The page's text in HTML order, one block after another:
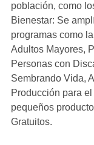
población, como
Bienestar: Se
programas como
Adultos Mayores,
Personas con
Sembrando Vida,
Producción para
pequeños
Gratuitos.